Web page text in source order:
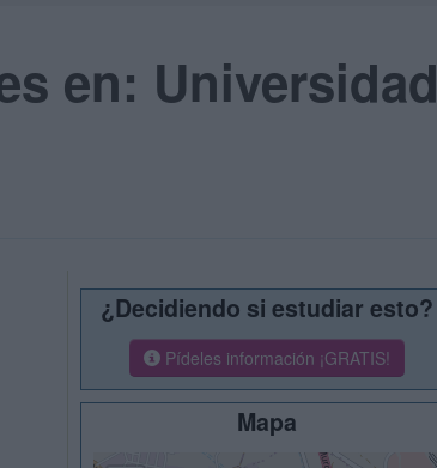
en: Universidad
¿Decidiendo si estudiar esto?
Pídeles información ¡GRATIS!
Mapa